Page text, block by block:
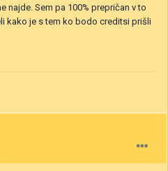
najde. Sem pa 100% prepričan v to
kako je s tem ko bodo creditsi prišli